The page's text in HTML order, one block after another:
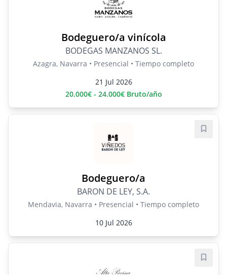
Bodeguero/a vinícola
BODEGAS MANZANOS SL.
Azagra, Navarra • Presencial • Tiempo completo
21 Jul 2026
20.000€ - 24.000€ Bruto/año
Bodeguero/a
BARON DE LEY, S.A.
Mendavia, Navarra • Presencial • Tiempo completo
10 Jul 2026